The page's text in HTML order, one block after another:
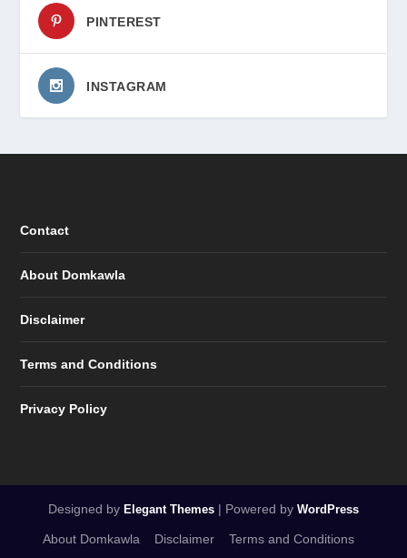
PINTEREST
INSTAGRAM
Contact
About Domkawla
Disclaimer
Terms and Conditions
Privacy Policy
Designed by Elegant Themes | Powered by WordPress
About Domkawla Disclaimer Terms and Conditions